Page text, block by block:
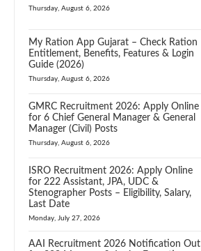
Thursday, August 6, 2026
My Ration App Gujarat – Check Ration
Entitlement, Benefits, Features & Login
Guide (2026)
Thursday, August 6, 2026
GMRC Recruitment 2026: Apply Online
for 6 Chief General Manager & General
Manager (Civil) Posts
Thursday, August 6, 2026
ISRO Recruitment 2026: Apply Online
for 222 Assistant, JPA, UDC &
Stenographer Posts – Eligibility, Salary,
Last Date
Monday, July 27, 2026
AAI Recruitment 2026 Notification Out